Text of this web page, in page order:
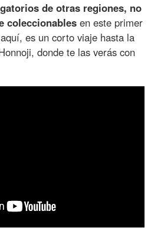
de otras regiones, no
coleccionables en este primer
es un corto viaje hasta la
donde te las verás con